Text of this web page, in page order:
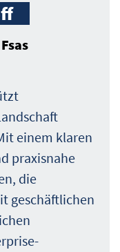
einem klaren
praxisnahe
die
geschäftlichen